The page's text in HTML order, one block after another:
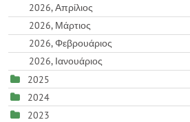
2026, Απρίλιος
2026, Μάρτιος
2026, Φεβρουάριος
2026, Ιανουάριος
2025
2024
2023